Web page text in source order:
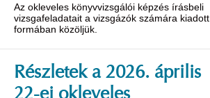
Az okleveles könyvvizsgálói képzés írásbeli
vizsgafeladatait a vizsgázók számára kiadott
formában közöljük.
Részletek a 2026. április